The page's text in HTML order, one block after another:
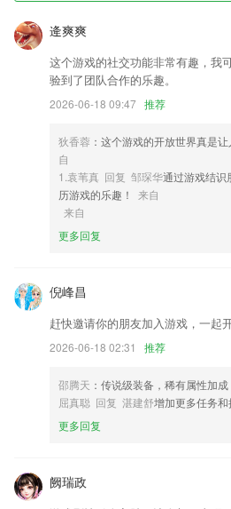
959彩票手机版软件特色
1,精确抠图功能
2,飞机状态，参数实时显示，配合飞机控
4,分类榜单，你爱看的，这里都有，告别书
5,【单词日历打卡 】
6,快速预约体检,查看历年报告
959彩票手机版软件优势
2.主要就是为大家带来很多的物理相关内
3.随机：随机学习成语的方式，增加了趣
5.记录孩子每次的学习记录，更有勋章奖
959彩票手机版更新了什么?
变声后音频，支持下载到本地啦
逄爽爽
这个游戏的社交功能非常有趣，我
验到了团队合作的乐趣。
2026-06-18 09:47 推荐
狄香蓉 ：这个游戏的开放世界真是
自
1.袁苇真 回复 邹琛华通过游戏结识
历游戏的乐趣！
来自
来自
更多回复
倪峰昌
赶快邀请你的朋友加入游戏，一起
2026-06-18 02:31 推荐
邵腾天 ：传说级装备，稀有属性加成
屈真聪 回复 湛建舒增加更多任务
更多回复
阙瑞政